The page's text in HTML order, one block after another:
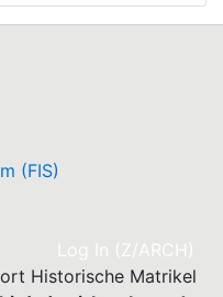
(FIS)
Log In (Z/ARCH)
Historische Matrikel